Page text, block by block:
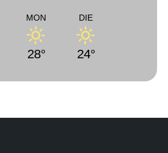
MON
28°
DIE
24°